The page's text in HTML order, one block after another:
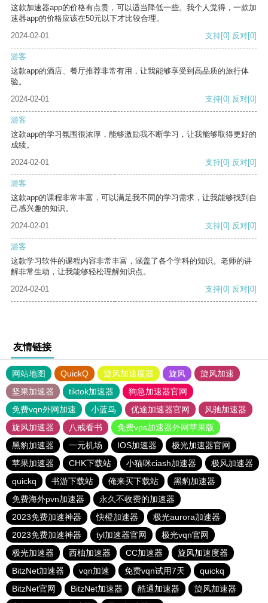
这款加速器app的价格有点贵，可以适当降低一些。我个人觉得，一款加
速器app的价格应该在50元以下才比较合理。
2024-02-01
支持[0] 反对[0]
游客
这款app的酒店、餐厅推荐非常有用，让我能够享受到高品质的旅行体
验。
2024-02-01
支持[0] 反对[0]
游客
这款app的学习氛围很浓厚，能够激励我不断学习，让我能够取得更好的
成绩。
2024-02-01
支持[0] 反对[0]
游客
这款app的课程非常丰富，可以满足我不同的学习需求，让我能够找到自
己感兴趣的知识。
2024-02-01
支持[0] 反对[0]
游客
这款学习软件的课程内容非常丰富，涵盖了各个学科的知识。老师的讲
解非常生动，让我能够轻松理解知识点。
2024-02-01
支持[0] 反对[0]
友情链接
网站地图 QuickQ 旋风加速度器 旋风
旋风加速
坚果加速器
tiktok加速器
狗急加速器官网
免费vqn外网加速
小蓝鸟 优途加速器官网
风驰加速器
旋风加速器
八戒看书
免费vps加速器外网苹果版
黑豹加速器
一元机场 IOS加速器
极光加速器官网
苹果加速器
CHK下载站 小猫咪ciash加速器
极风加速器
quickq
书游下载站 俺来买下载站
黑豹加速器
免费海外pvn加速器
永久不收费的加速器
2023免费加速神器
快橙加速器
极光aurora加速器
2023免费加速神器
tyl加速器官网
极光vqn官网
极光加速器
西柚加速器 CC加速器
旋风加速度器
BitzNet加速器
vqn加速 免费vqn试用7天
quickq
BitzNet官网
BitzNet加速器 酷通加速器
旋风加速器